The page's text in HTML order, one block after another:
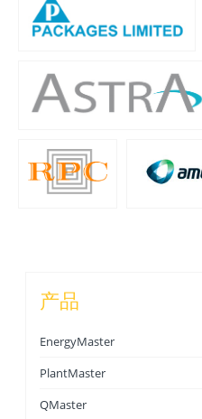
产品
EnergyMaster
PlantMaster
QMaster